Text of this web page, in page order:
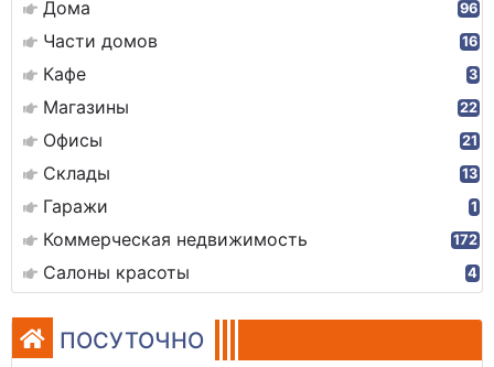
Дома 96
Части домов 16
Кафе 3
Магазины 22
Офисы 21
Склады 13
Гаражи 1
Коммерческая недвижимость 172
Салоны красоты 4
ПОСУТОЧНО